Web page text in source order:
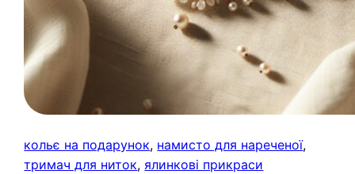
кольє на подарунок, намисто для нареченої
тримач для ниток, ялинкові прикраси